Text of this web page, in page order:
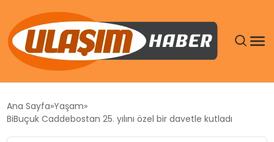
Ana Sayfa Yaşam
BiBuçuk Caddebostan 25. yılını özel bir davetle kutladı